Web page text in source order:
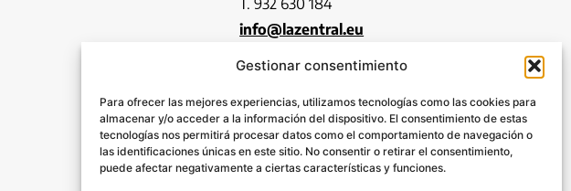
Gestionar consentimiento
Para ofrecer las mejores experiencias, utilizamos tecnologías como las cookies para
almacenar y/o acceder a la información del dispositivo. El consentimiento de estas
tecnologías nos permitirá procesar datos como el comportamiento de navegación o
las identificaciones únicas en este sitio. No consentir o retirar el consentimiento,
puede afectar negativamente a ciertas características y funciones.
T. 932 630 184
info@lazentral.eu
Google Maps
SÍGUENOS: